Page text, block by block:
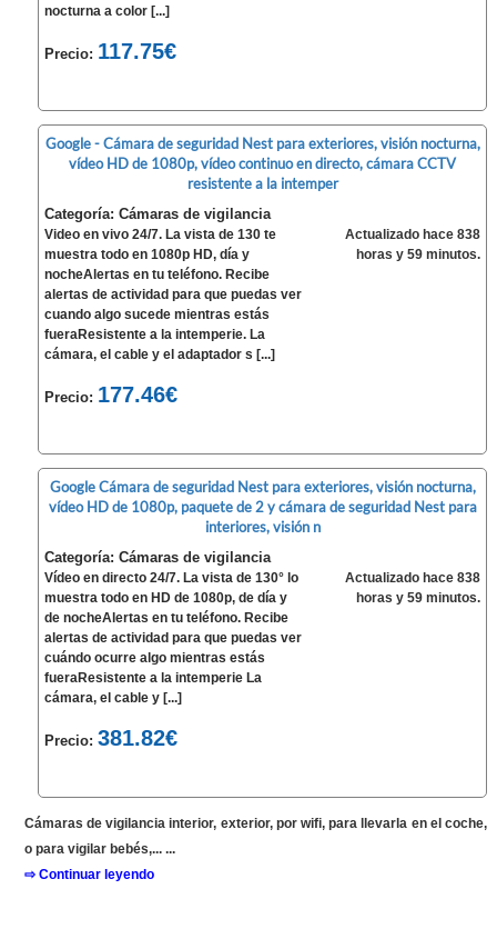
nocturna a color [...]
Precio: 117.75€
Google - Cámara de seguridad Nest para exteriores, visión nocturna,
vídeo HD de 1080p, vídeo continuo en directo, cámara CCTV
resistente a la intemper
Categoría: Cámaras de vigilancia
Video en vivo 24/7. La vista de 130 te
muestra todo en 1080p HD, día y
nocheAlertas en tu teléfono. Recibe
alertas de actividad para que puedas ver
cuando algo sucede mientras estás
fueraResistente a la intemperie. La
cámara, el cable y el adaptador s [...]
Precio: 177.46€
Actualizado hace 838
horas y 59 minutos.
Google Cámara de seguridad Nest para exteriores, visión nocturna,
vídeo HD de 1080p, paquete de 2 y cámara de seguridad Nest para
interiores, visión n
Categoría: Cámaras de vigilancia
Vídeo en directo 24/7. La vista de 130° lo
muestra todo en HD de 1080p, de día y
de nocheAlertas en tu teléfono. Recibe
alertas de actividad para que puedas ver
cuándo ocurre algo mientras estás
fueraResistente a la intemperie La
cámara, el cable y [...]
Precio:381.82€
Actualizado hace 838
horas y 59 minutos.
Cámaras de vigilancia interior, exterior, por wifi, para llevarla en el coche,
o para vigilar bebés,... ...
⇨ Continuar leyendo